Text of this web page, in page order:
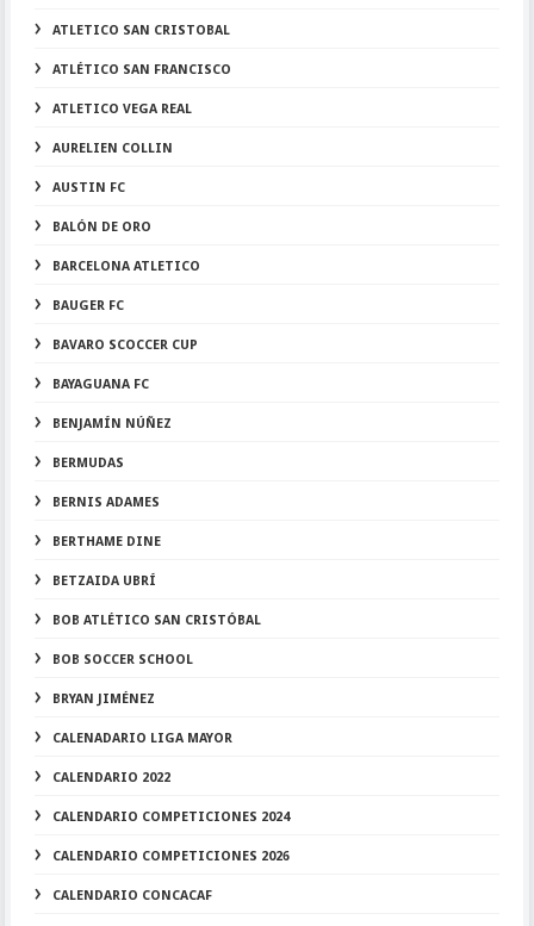
ATLETICO SAN CRISTOBAL
ATLÉTICO SAN FRANCISCO
ATLETICO VEGA REAL
AURELIEN COLLIN
AUSTIN FC
BALÓN DE ORO
BARCELONA ATLETICO
BAUGER FC
BAVARO SCOCCER CUP
BAYAGUANA FC
BENJAMÍN NÚÑEZ
BERMUDAS
BERNIS ADAMES
BERTHAME DINE
BETZAIDA UBRÍ
BOB ATLÉTICO SAN CRISTÓBAL
BOB SOCCER SCHOOL
BRYAN JIMÉNEZ
CALENADARIO LIGA MAYOR
CALENDARIO 2022
CALENDARIO COMPETICIONES 2024
CALENDARIO COMPETICIONES 2026
CALENDARIO CONCACAF